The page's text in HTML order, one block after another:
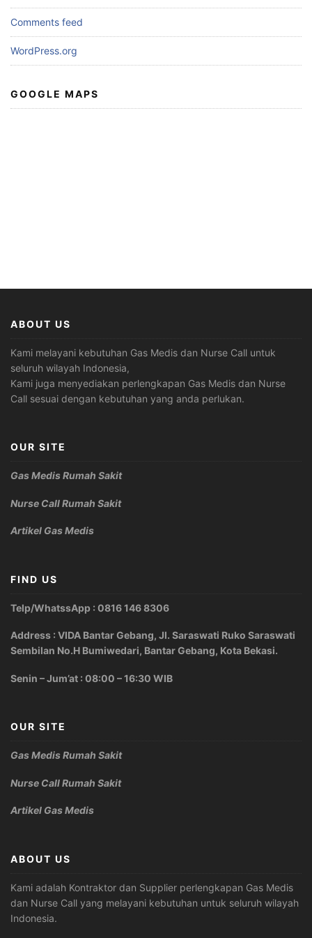
Comments feed
WordPress.org
GOOGLE MAPS
ABOUT US
Kami melayani kebutuhan Gas Medis dan Nurse Call untuk
seluruh wilayah Indonesia,
Kami juga menyediakan perlengkapan Gas Medis dan Nurse
Call sesuai dengan kebutuhan yang anda perlukan.
OUR SITE
Gas Medis Rumah Sakit
Nurse Call Rumah Sakit
Artikel Gas Medis
FIND US
Telp/WhatssApp : 0816 146 8306
Address : VIDA Bantar Gebang, Jl. Saraswati Ruko Saraswati
Sembilan No.H Bumiwedari, Bantar Gebang, Kota Bekasi.
Senin – Jum’at : 08:00 – 16:30 WIB
OUR SITE
Gas Medis Rumah Sakit
Nurse Call Rumah Sakit
Artikel Gas Medis
ABOUT US
Kami adalah Kontraktor dan Supplier perlengkapan Gas Medis
dan Nurse Call yang melayani kebutuhan untuk seluruh wilayah
Indonesia.